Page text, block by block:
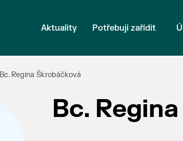
Aktuality Potřebuji zařídit
Bc. Regina Škrobáčková
Bc.